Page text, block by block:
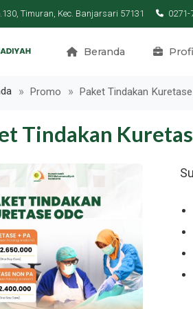
Timuran, Kec. Banjarsari 57131 0271-
Beranda
Promo Paket Tindakan
Tindakan